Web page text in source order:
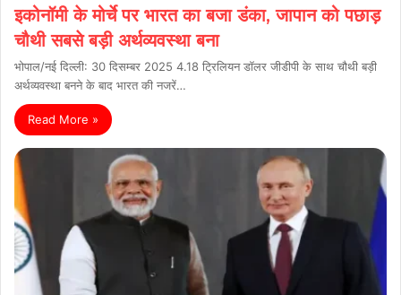
इकोनॉमी के मोर्चे पर भारत का बजा डंका, जापान को पछाड़
चौथी सबसे बड़ी अर्थव्यवस्था बना
भोपाल/नई दिल्ली: 30 दिसम्बर 2025 4.18 ट्रिलियन डॉलर जीडीपी के साथ चौथी बड़ी
अर्थव्यवस्था बनने के बाद भारत की नजरें…
Read More »